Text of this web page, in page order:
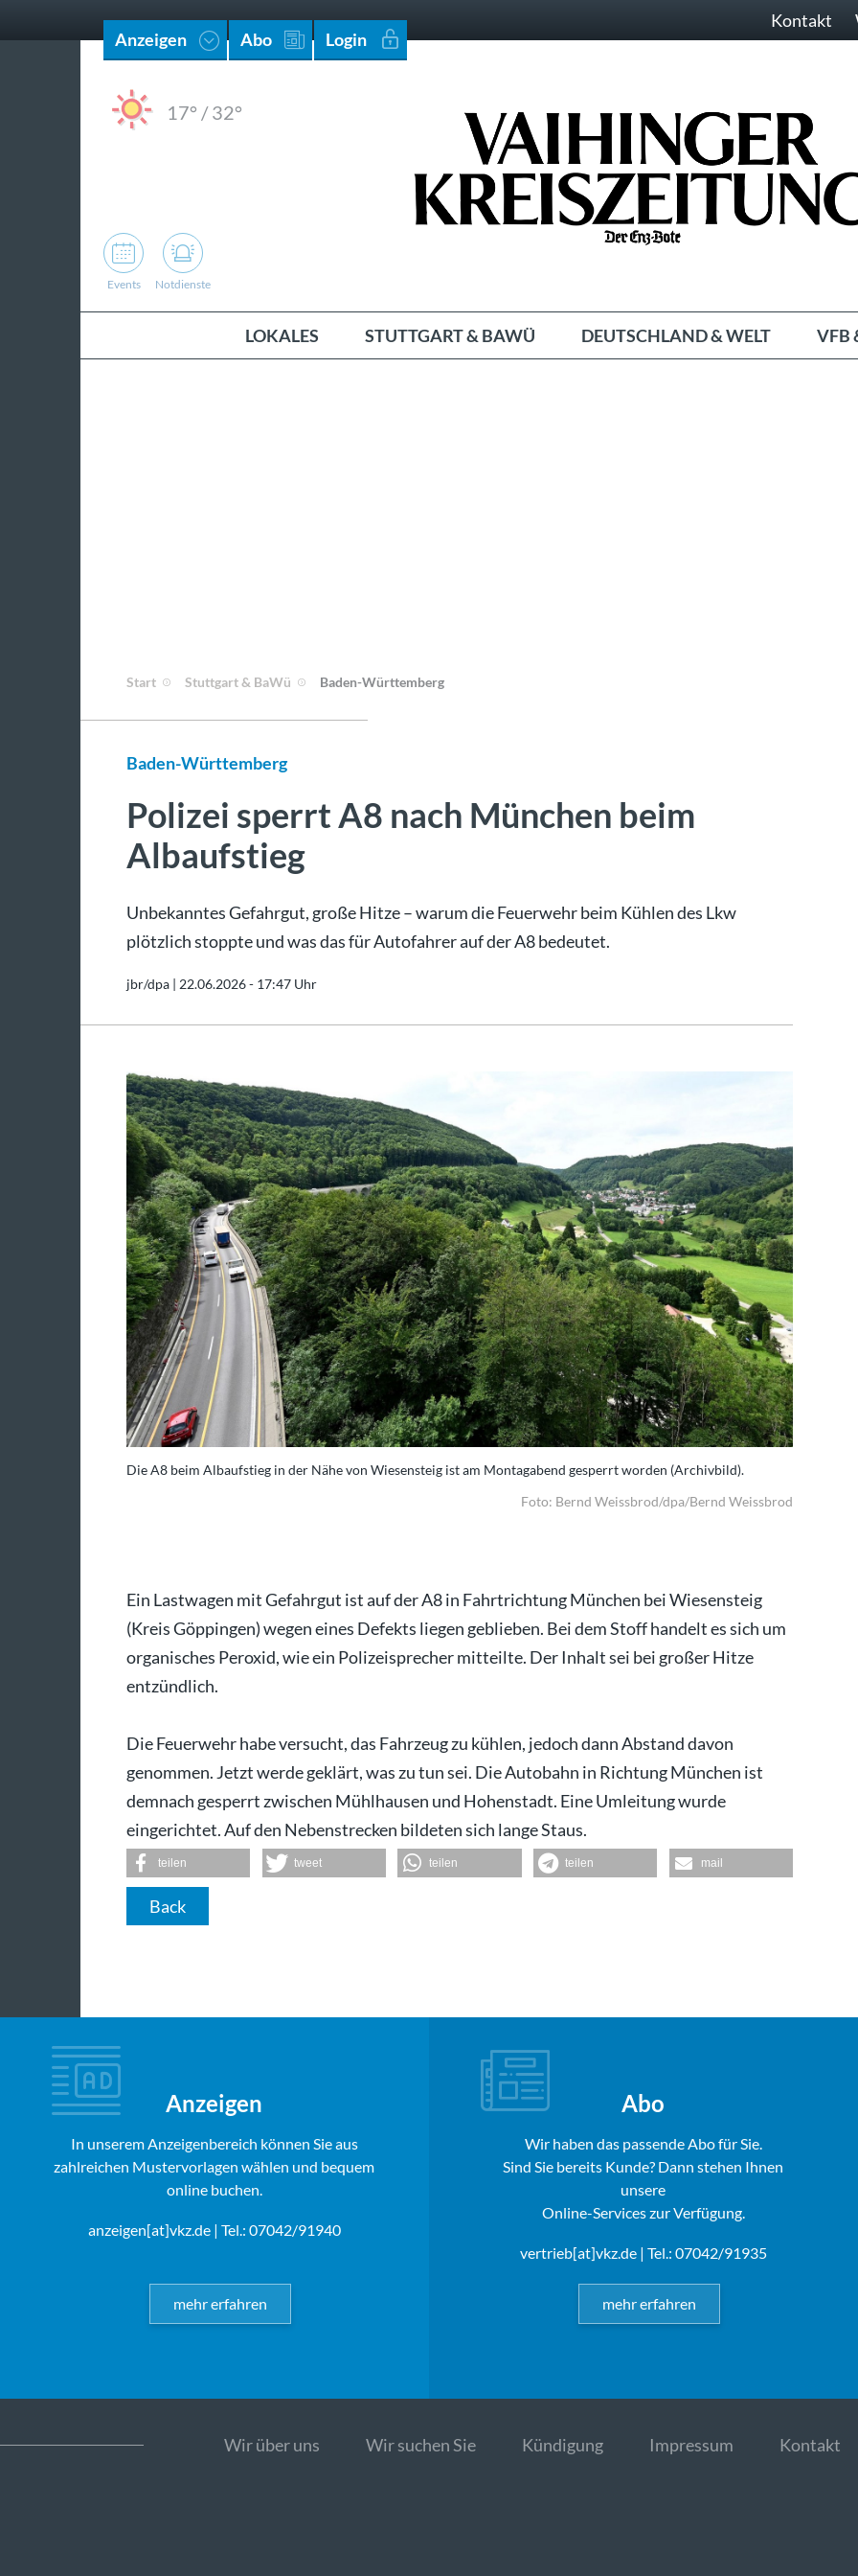
Anzeigen Abo Login
Kontakt
17° /32°
Events Notdienste
LOKALES STUTTGART & BAWÜ DEUTSCHLAND & WELT VFB
Start Stuttgart & BaWü Baden-Württemberg
Baden-Württemberg
Polizei sperrt A8 nach München beim
Albaufstieg
Unbekanntes Gefahrgut, große Hitze – warum die Feuerwehr beim Kühlen des Lkw
plötzlich stoppte und was das für Autofahrer auf der A8 bedeutet.
jbr/dpa | 22.06.2026 - 17:47 Uhr
Die A8 beim Albaufstieg in der Nähe von Wiesensteig ist am Montagabend gesperrt worden (Archivbild).
Foto: Bernd Weissbrod/dpa/Bernd Weissbrod
Ein Lastwagen mit Gefahrgut ist auf der A8 in Fahrtrichtung München bei Wiesensteig
(Kreis Göppingen) wegen eines Defekts liegen geblieben. Bei dem Stoff handelt es sich um
organisches Peroxid, wie ein Polizeisprecher mitteilte. Der Inhalt sei bei großer Hitze
entzündlich.
Die Feuerwehr habe versucht, das Fahrzeug zu kühlen, jedoch dann Abstand davon
genommen. Jetzt werde geklärt, was zu tun sei. Die Autobahn in Richtung München ist
demnach gesperrt zwischen Mühlhausen und Hohenstadt. Eine Umleitung wurde
eingerichtet. Auf den Nebenstrecken bildeten sich lange Staus.
teilen tweet teilen teilen mail
Back
Anzeigen
In unserem Anzeigenbereich können Sie aus
zahlreichen Mustervorlagen wählen und bequem
online buchen.
anzeigen[at]vkz.de| Tel.: 07042/91940
mehr erfahren
Abo
Wir haben das passende Abo für Sie.
Sind Sie bereits Kunde? Dann stehen Ihnen
unsere
Online-Services zur Verfügung.
vertrieb[at]vkz.de| Tel.: 07042/91935
mehr erfahren
Wir über uns Wir suchen Sie Kündigung Impressum Kontakt